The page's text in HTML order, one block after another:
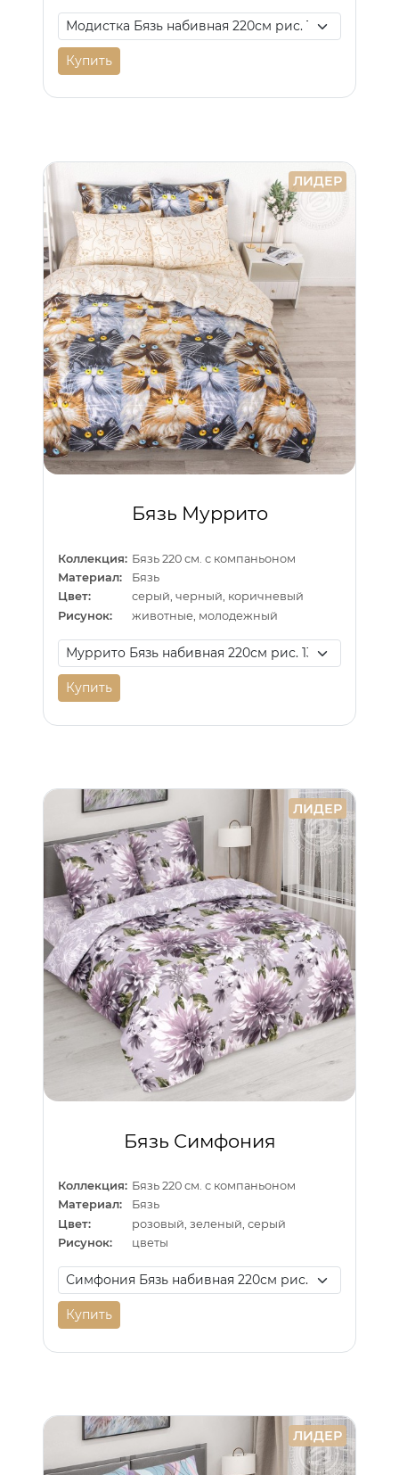
Купить
ЛИДЕР
Бязь Муррито
Коллекция: Бязь 220 см. с компаньоном
Материал:
Бязь
Цвет:
серый, черный, коричневый
Рисунок:
животные, молодежный
Купить
ЛИДЕР
Бязь Симфония
Коллекция: Бязь 220 см. с компаньоном
Материал:
Бязь
Цвет:
розовый, зеленый, серый
Рисунок:
цветы
Купить
ЛИДЕР